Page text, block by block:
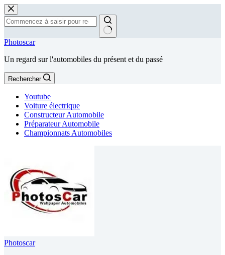
Passer
au
contenu
Aucun
Photoscar
Un regard sur l'automobiles du présent et du passé
Rechercher
Youtube
Voiture électrique
Constructeur Automobile
Préparateur Automobile
Championnats Automobiles
Photoscar